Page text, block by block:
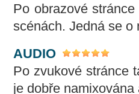
Po obrazové
scénách. Jedná se o
AUDIO
Po zvukové stránce
je dobře